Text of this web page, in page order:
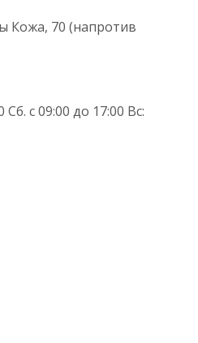
Кожа, 70 (напротив
с 09:00 до 17:00 Вс: